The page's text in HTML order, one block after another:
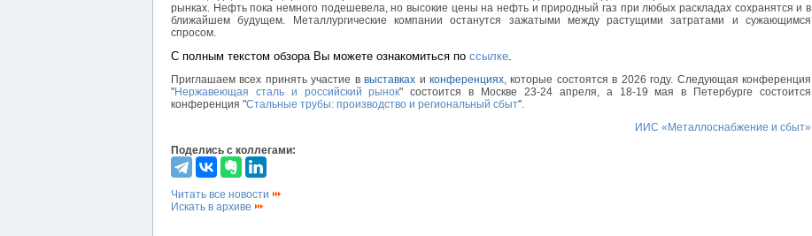
рынках. Нефть пока немного подешевела, но высокие цены на нефть и природный газ при любых раскладах сохранятся и в
ближайшем будущем. Металлургические компании останутся зажатыми между растущими затратами и сужающимся
спросом.
С полным текстом обзора Вы можете ознакомиться по ссылке.
Приглашаем всех принять участие ввыставках иконференциях, которые состоятся в 2026 году. Следующая конференция
"Нержавеющая сталь и российский рынок" состоится в Москве 23-24 апреля, а 18-19 мая в Петербурге состоится
конференция "Стальные трубы: производство и региональный сбыт".
ИИС «Металлоснабжение и сбыт»
Поделись с коллегами:
Читать все новости
Искать в архиве